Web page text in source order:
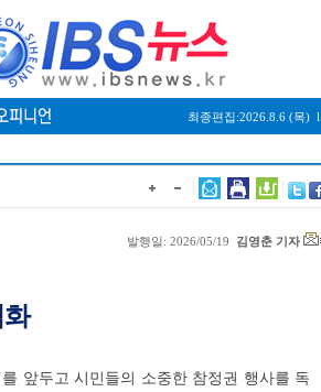
최종편집:2026.8.6 (목) l
발행일: 2026/05/19
김영춘 기자
앞두고 시민들의 소중한 참정권 행사를 독